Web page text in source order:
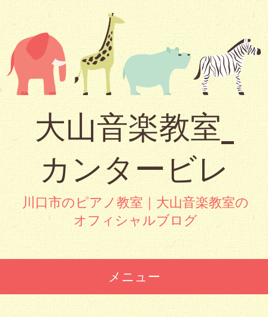
大山音楽教室_
カンタービレ
川口市のピアノ教室｜大山音楽教室の
オフィシャルブログ
メニュー